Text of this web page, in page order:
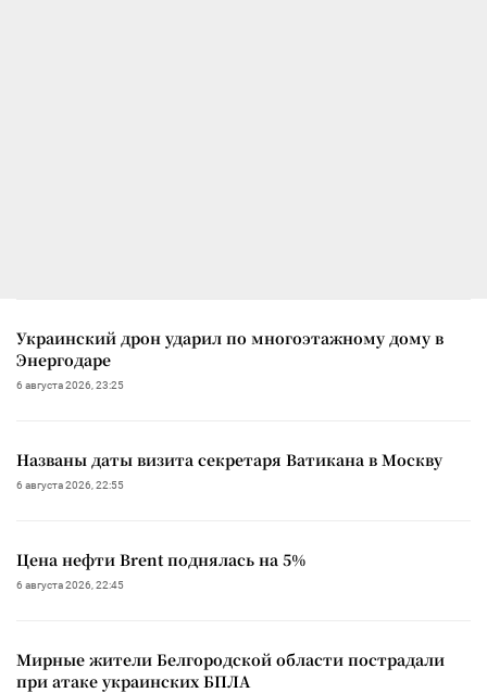
Украинский дрон ударил по многоэтажному дому в
Энергодаре
6 августа 2026, 23:25
Названы даты визита секретаря Ватикана в Москву
6 августа 2026, 22:55
Цена нефти Brent поднялась на 5%
6 августа 2026, 22:45
Мирные жители Белгородской области пострадали
при атаке украинских БПЛА